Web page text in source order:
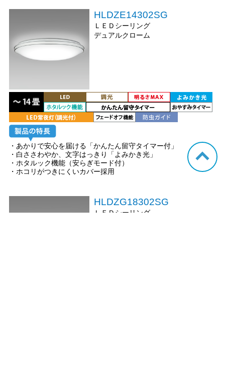
HLDZE14302SG
ＬＥＤシーリング
デュアルクローム
・あかりで安心を届ける「かんたん留守タイマー付」
・白ささわやか、文字はっきり「よみかき光」
・ホタルック機能（安らぎモード付）
・ホコリがつきにくいカバー採用
HLDZG18302SG
ＬＥＤシーリング